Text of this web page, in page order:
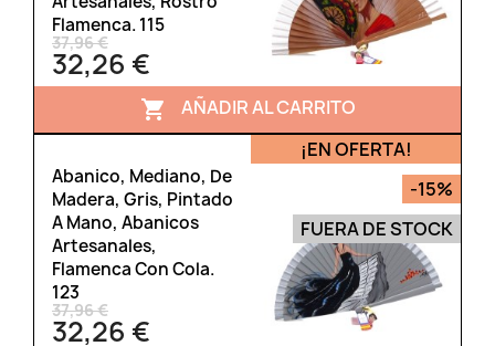
Flamenca. 115
37,96 €
32,26 €
 AÑADIR AL CARRITO
Abanico, Mediano, De
Madera, Gris, Pintado
A Mano, Abanicos
Artesanales,
Flamenca Con Cola.
123
37,96 €
32,26 €
¡EN OFERTA!
-15%
FUERA DE STOCK